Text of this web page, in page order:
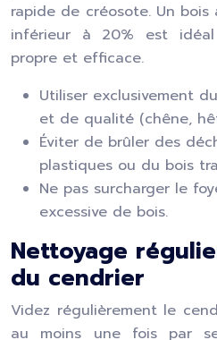
rapide de créosote. Un
inférieur à 20% est
propre et efficace.
Utiliser exclusivement
et de qualité (chêne,
Éviter de brûler des
plastiques ou du bois
Ne pas surcharger le
excessive de bois.
Nettoyage
du cendrier
Videz régulièrement le
au moins une fois par